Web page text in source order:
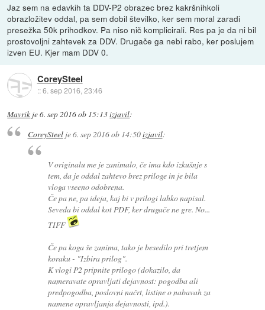
Jaz sem na edavkih ta DDV-P2 obrazec brez kakršnihkoli
obrazložitev oddal, pa sem dobil številko, ker sem moral zaradi
presežka 50k prihodkov. Pa niso nič komplicirali. Res pa je da ni bil
prostovoljni zahtevek za DDV. Drugače ga nebi rabo, ker poslujem
izven EU. Kjer mam DDV 0.
CoreySteel
::6. sep 2016, 23:46
Mavrik je6. sep 2016 ob 15:13izjavil:
CoreySteelje6. sep 2016 ob 14:50izjavil:
V originalu me je zanimalo, če ima kdo izkušnje s
tem, da je oddal zahtevo brez priloge in je bila
vloga vseeno odobrena.
Če pa ne, pa ideja, kaj bi v prilogi lahko napisal.
Seveda bi oddal kot PDF, ker drugače ne gre. No...
TIFF
Če pa koga še zanima, tako je besedilo pri tretjem
koraku - "Izbira prilog".
K vlogi P2 pripnite prilogo (dokazilo, da
nameravate opravljati dejavnost: pogodba ali
predpogodba, poslovni načrt, listine o nabavah za
namene opravljanja dejavnosti, ipd.).